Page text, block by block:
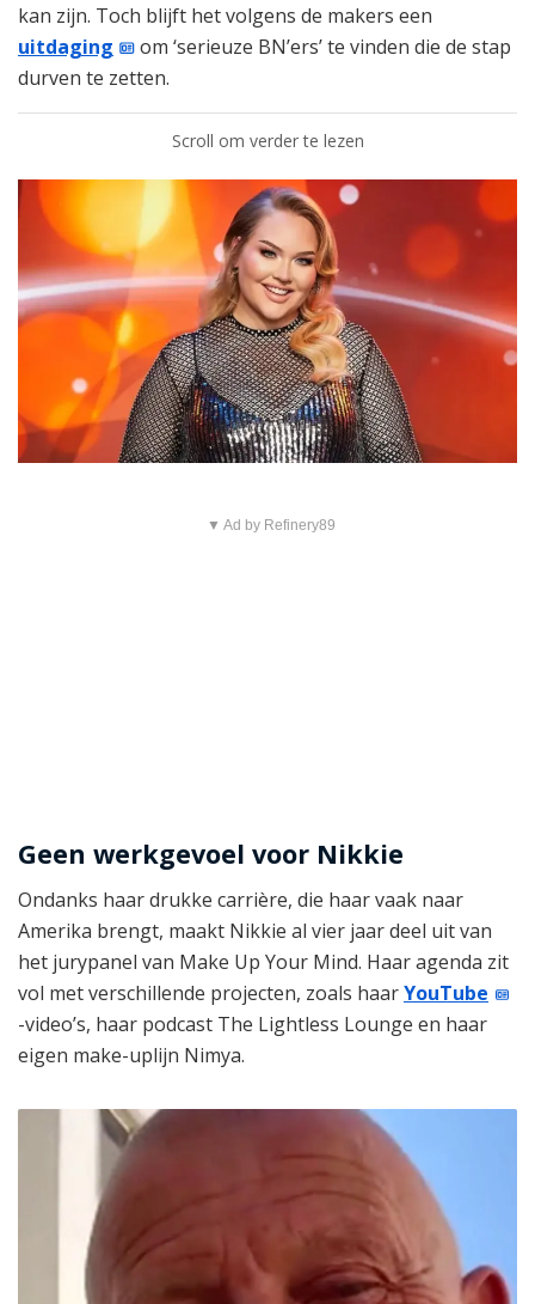
kan zijn. Toch blijft het volgens de makers een
uitdaging
om ‘serieuze BN’ers’ te vinden die de stap
durven te zetten.
Scroll om verder te lezen
▼ Ad by Refinery89
Geen werkgevoel voor Nikkie
Ondanks haar drukke carrière, die haar vaak naar
Amerika brengt, maakt Nikkie al vier jaar deel uit van
het jurypanel van Make Up Your Mind. Haar agenda zit
vol met verschillende projecten, zoals haarYouTube
-video’s, haar podcast The Lightless Lounge en haar
eigen make-uplijn Nimya.